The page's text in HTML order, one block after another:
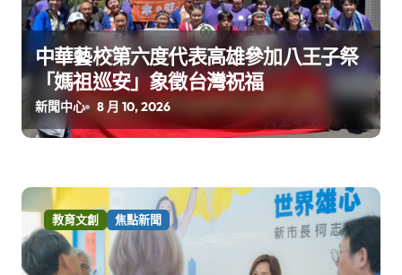
中華藝校第六度代表高雄參加八王子祭
「媽祖巡安」象徵台灣祝福
新聞中心 8 月 10, 2026
教育文創 焦點新聞